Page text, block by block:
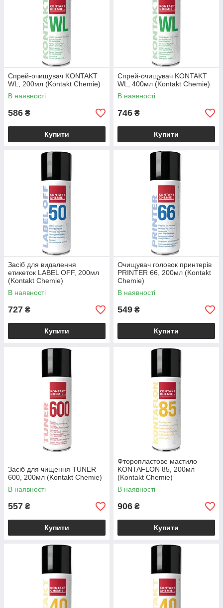
Спрей-очищувач KONTAKT
WL, 200мл (Kontakt Chemie)
В наявності
586 ₴
Купити
Спрей-очищувач KONTAKT
WL, 400мл (Kontakt Chemie)
В наявності
746 ₴
Купити
Засіб для видалення
етикеток LABEL OFF, 200мл
(Kontakt Chemie)
В наявності
727 ₴
Купити
Очищувач головок принтерів
PRINTER 66, 200мл (Kontakt
Chemie)
В наявності
549 ₴
Купити
Засіб для чищення TUNER
600, 200мл (Kontakt Chemie)
В наявності
557 ₴
Купити
Фторопластове мастило
KONTAFLON 85, 200мл
(Kontakt Chemie)
В наявності
906 ₴
Купити